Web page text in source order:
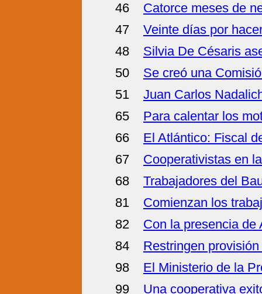
46
Catorce meses de
47
Veinte días por
48
Silvia De Césaris
50
Se creó una
51
Juan Carlos
65
Para calentar los
66
El Atlántico: Fiscal
67
Cooperativistas en
68
Trabajadores del
81
Comienzan los
82
Con la presencia de
84
Restringen
98
El Ministerio de la
99
Una cooperativa